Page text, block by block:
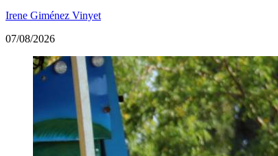
Irene Giménez Vinyet
07/08/2026